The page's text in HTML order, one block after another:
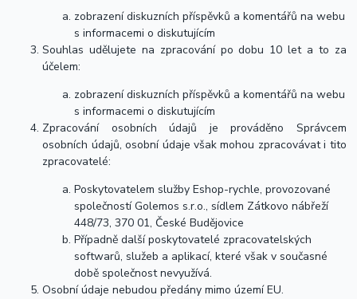
zobrazení diskuzních příspěvků a komentářů na webu
s informacemi o diskutujícím
Souhlas udělujete na zpracování po dobu 10 let a to za
účelem:
zobrazení diskuzních příspěvků a komentářů na webu
s informacemi o diskutujícím
Zpracování osobních údajů je prováděno Správcem
osobních údajů, osobní údaje však mohou zpracovávat i tito
zpracovatelé:
Poskytovatelem služby Eshop-rychle, provozované
společností Golemos s.r.o., sídlem Zátkovo nábřeží
448/73, 370 01, České Budějovice
Případně další poskytovatelé zpracovatelských
softwarů, služeb a aplikací, které však v současné
době společnost nevyužívá.
Osobní údaje nebudou předány mimo území EU.